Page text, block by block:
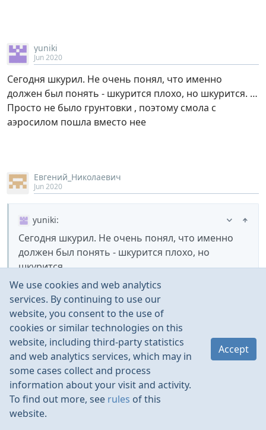
yuniki
Jun 2020
Сегодня шкурил. Не очень понял, что именно
должен был понять - шкурится плохо, но шкурится. …
Просто не было грунтовки , поэтому смола с
аэросилом пошла вместо нее
Евгений_Николаевич
Jun 2020
yuniki:
Сегодня шкурил. Не очень понял, что именно
должен был понять - шкурится плохо, но
шкурится. …
Просто не было грунтовки , поэтому смола с
аэросилом пошла вместо нее
Ну, вы мазохист.
Udjin
Jun 2020
Истина познается в сравнении …
We use cookies and web analytics
services. By continuing to use our
website, you consent to the use of
cookies or similar technologies on this
website, including third-party statistics
and web analytics services, which may in
some cases collect and process
information about your visit and activity.
To find out more, see rules of this
website.
Accept